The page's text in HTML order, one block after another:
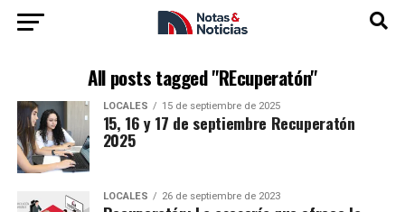
All posts tagged "REcuperatón"
LOCALES 15 de septiembre de 2025
15, 16 y 17 de septiembre Recuperatón
2025
LOCALES 26 de septiembre de 2023